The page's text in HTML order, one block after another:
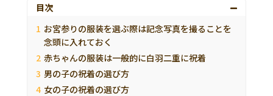
目次
お宮参りの服装を選ぶ際は記念写真を撮ることを
念頭に入れておく
赤ちゃんの服装は一般的に白羽二重に祝着
男の子の祝着の選び方
女の子の祝着の選び方